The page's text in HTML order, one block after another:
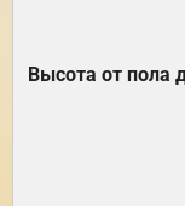
Высота от пола